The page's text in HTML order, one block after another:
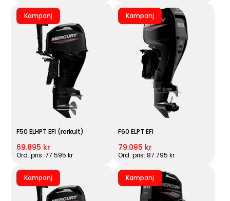
Kampanj
F50 ELHPT EFI (rorkult)
69.895 kr
Ord. pris: 77.595 kr
Kampanj
F60 ELPT EFI
79.095 kr
Ord. pris: 87.795 kr
Kampanj Kampanj